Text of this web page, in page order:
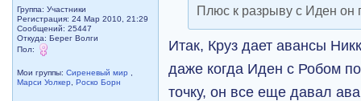
Группа: Участники
Регистрация: 24 Мар 2010, 21:29
Сообщений: 25447
Откуда: Берег Волги
Пол:
Мои группы:Сиреневый мир
Марси Уолкер
,Роско Борн
Плюс к разрыву с Иден он
Итак, Круз дает авансы
даже когда Иден с Робом
точку, он все еще давал